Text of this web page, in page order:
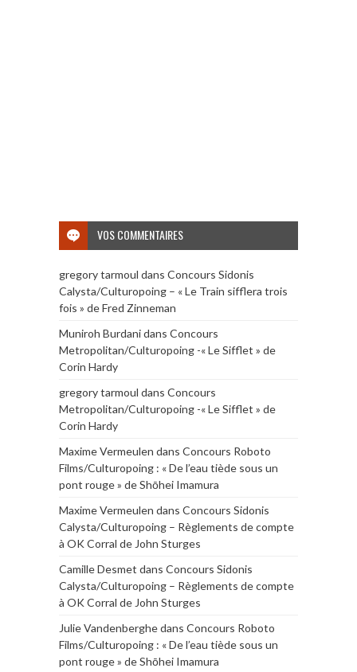
VOS COMMENTAIRES
gregory tarmoul dans Concours Sidonis
Calysta/Culturopoing – « Le Train sifflera trois
fois » de Fred Zinneman
Muniroh Burdanidans Concours
Metropolitan/Culturopoing -« Le Sifflet » de
Corin Hardy
gregory tarmoul dans Concours
Metropolitan/Culturopoing -« Le Sifflet » de
Corin Hardy
Maxime Vermeulen dans Concours Roboto
Films/Culturopoing : « De l’eau tiède sous un
pont rouge » de Shōhei Imamura
Maxime Vermeulen dans Concours Sidonis
Calysta/Culturopoing – Règlements de compte
à OK Corral de John Sturges
Camille Desmet dans Concours Sidonis
Calysta/Culturopoing – Règlements de compte
à OK Corral de John Sturges
Julie Vandenberghedans Concours Roboto
Films/Culturopoing : « De l’eau tiède sous un
pont rouge » de Shōhei Imamura